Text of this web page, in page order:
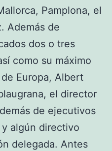
Pamplona, el
Además de
dos o tres
como su máximo
Europa, Albert
el director
de ejecutivos
algún directivo
delegada. Antes